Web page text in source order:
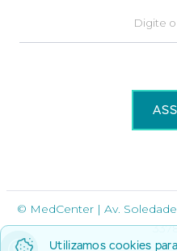
Utilizamos cookies
© MedCenter | Av.